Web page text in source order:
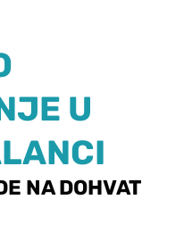
U
NA DOHVAT